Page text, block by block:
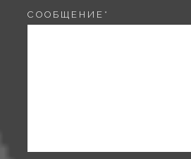
СООБЩЕНИЕ *